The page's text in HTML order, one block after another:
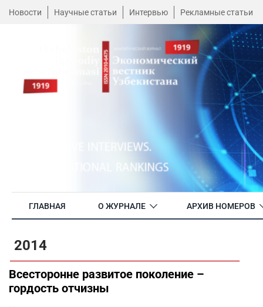
Новости Научные статьи Интервью Рекламные статьи
ГЛАВНАЯ О ЖУРНАЛЕ АРХИВ НОМЕРОВ
2014
Всесторонне развитое поколение –
гордость отчизны